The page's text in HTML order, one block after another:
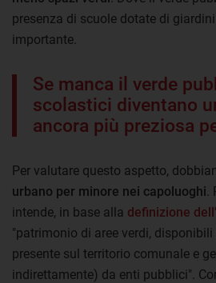
presenza di scuole dotate di
importante.
Se manca il verde
scolastici diventano
ancora più preziosa
Per valutare questo aspetto,
urbano per minore nei capoluoghi.
intende, in base alla definizione
"patrimonio di aree verdi,
presente sul territorio comunale e
indirettamente) da enti pubblici".